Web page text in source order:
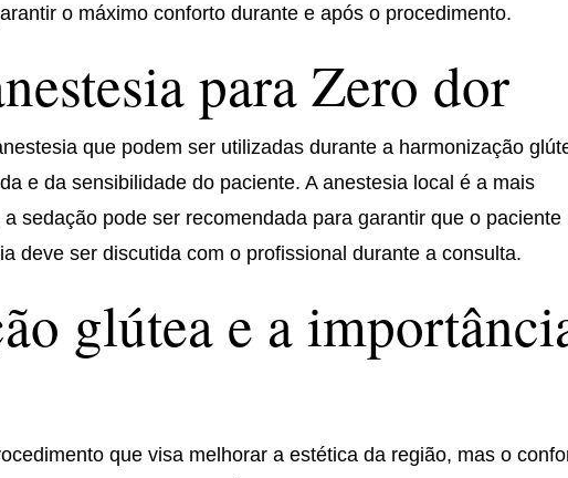
o máximo conforto durante e após o procedimento.
para Zero dor
que podem ser utilizadas durante a harmonização
e da sensibilidade do paciente. A anestesia local é a mais
sedação pode ser recomendada para garantir que o paciente
deve ser discutida com o profissional durante a consulta.
glútea e a
que visa melhorar a estética da região, mas o